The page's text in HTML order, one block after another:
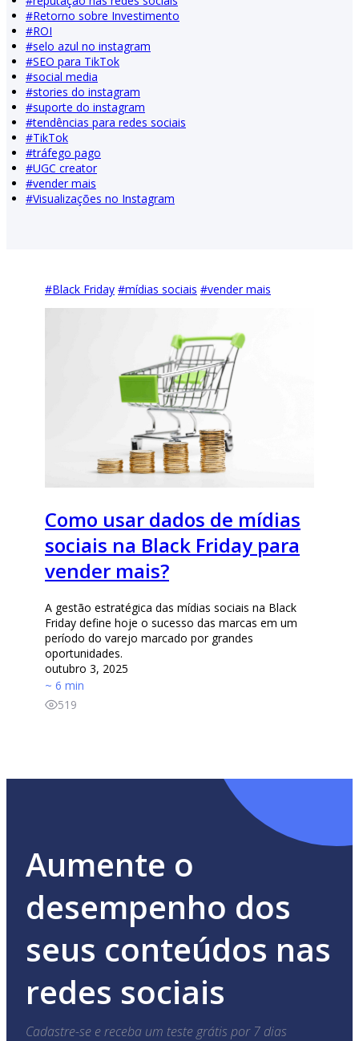
#Retorno sobre Investimento
#ROI
#selo azul no instagram
#SEO para TikTok
#social media
#stories do instagram
#suporte do instagram
#tendências para redes sociais
#TikTok
#tráfego pago
#UGC creator
#vender mais
#Visualizações no Instagram
#Black Friday #mídias sociais #vender mais
Como usar dados de mídias
sociais na Black Friday para
vender mais?
A gestão estratégica das mídias sociais na Black
Friday define hoje o sucesso das marcas em um
período do varejo marcado por grandes
oportunidades.
outubro 3, 2025
~ 6 min
519
Aumente o
desempenho dos
seus conteúdos nas
redes sociais
Cadastre-se e receba um teste grátis por 7 dias